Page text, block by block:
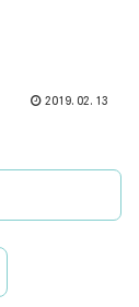
2019.02.13